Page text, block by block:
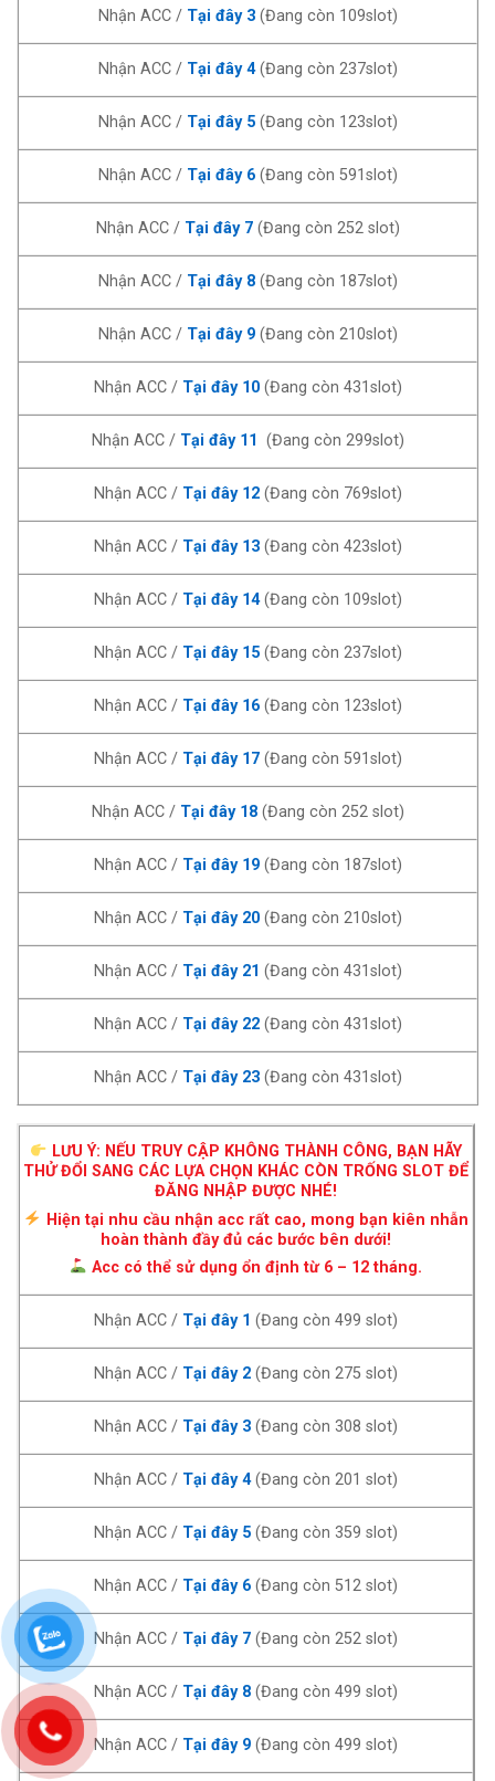
Nhận ACC / Tại đây 3(Đang còn 109slot)
Nhận ACC / Tại đây 4(Đang còn 237slot)
Nhận ACC / Tại đây 5(Đang còn 123slot)
Nhận ACC / Tại đây 6(Đang còn 591slot)
Nhận ACC / Tại đây 7(Đang còn 252 slot)
Nhận ACC / Tại đây 8(Đang còn 187slot)
Nhận ACC / Tại đây 9(Đang còn 210slot)
Nhận ACC / Tại đây 10(Đang còn 431slot)
Nhận ACC / Tại đây 11 (Đang còn 299slot)
Nhận ACC / Tại đây 12(Đang còn 769slot)
Nhận ACC / Tại đây 13(Đang còn 423slot)
Nhận ACC / Tại đây 14(Đang còn 109slot)
Nhận ACC / Tại đây 15(Đang còn 237slot)
Nhận ACC / Tại đây 16(Đang còn 123slot)
Nhận ACC /Tại đây 17(Đang còn 591slot)
Nhận ACC / Tại đây 18 (Đang còn 252 slot)
Nhận ACC / Tại đây 19 (Đang còn 187slot)
Nhận ACC / Tại đây 20(Đang còn 210slot)
Nhận ACC / Tại đây 21 (Đang còn 431slot)
Nhận ACC /Tại đây 22(Đang còn 431slot)
Nhận ACC / Tại đây 23(Đang còn 431slot)
LƯU Ý: NẾU TRUY CẬP KHÔNG THÀNH CÔNG, BẠN HÃY
THỬ ĐỔI SANG CÁC LỰA CHỌN KHÁC CÒN TRỐNG SLOT ĐỂ
ĐĂNG NHẬP ĐƯỢC NHÉ!
Hiện tại nhu cầu nhận acc rất cao, mong bạn kiên nhẫn
hoàn thành đầy đủ các bước bên dưới!
Acc có thể sử dụng ổn định từ 6 – 12 tháng.
Nhận ACC / Tại đây 1 (Đang còn 499 slot)
Nhận ACC / Tại đây 2 (Đang còn 275 slot)
Nhận ACC / Tại đây 3 (Đang còn 308 slot)
Nhận ACC / Tại đây 4(Đang còn 201 slot)
Nhận ACC / Tại đây 5 (Đang còn 359 slot)
Nhận ACC / Tại đây 6 (Đang còn 512 slot)
Nhận ACC / Tại đây 7 (Đang còn 252 slot)
Nhận ACC / Tại đây 8 (Đang còn 499 slot)
Nhận ACC / Tại đây 9 (Đang còn 499 slot)